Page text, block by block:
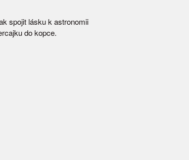
spojit lásku k astronomii
do kopce.